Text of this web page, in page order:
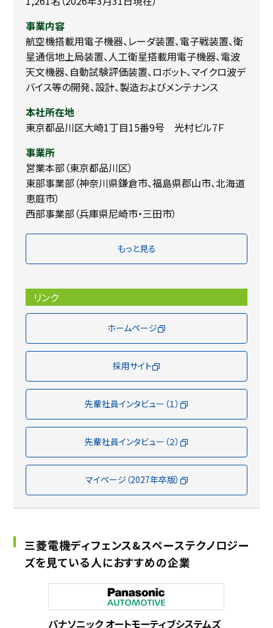
事業内容
航空機搭載用電子機器、レーダ装置、電子戦装置、衛
星通信地上局装置、人工衛星搭載用電子機器、電波
天文機器、自動試験評価装置、ロボット、マイクロ波デ
バイス等の開発、設計、製造およびメンテナンス
本社所在地
東京都品川区大崎1丁目15番9号 光村ビル7Ｆ
事業所
営業本部（東京都品川区）
東部事業部（神奈川県鎌倉市、福島県郡山市、北海道
恵庭市）
西部事業部（兵庫県尼崎市・三田市）
もっと見る
リンク
ホームページ
採用サイト
先輩社員インタビュー（１）
先輩社員インタビュー（２）
マイページ（2027年卒版）
三菱電機ディフェンス&スペーステクノロジー
ズを見ている人におすすめの企業
パナソニック オートモーティブシステムズ